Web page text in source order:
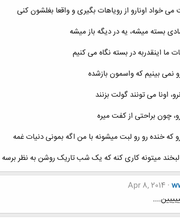
می خواد اونارو از رویاهات بگیری و واقعا بغلشون کنی
بسته میشه، یه در دیگه باز میشه
ما اینقدربه در بسته نگاه می کنیم
نمی بینیم که واسمون بازشده
اونا می تونند گولت بزنند
چون براحتی از کفت میره
که خنده رو رو لبت میشونه با من اگه بمونی دنیات غمه
میتونه کاری کنه که یک شب تاریک روشن به نظر برسه
Apr 8, 2014